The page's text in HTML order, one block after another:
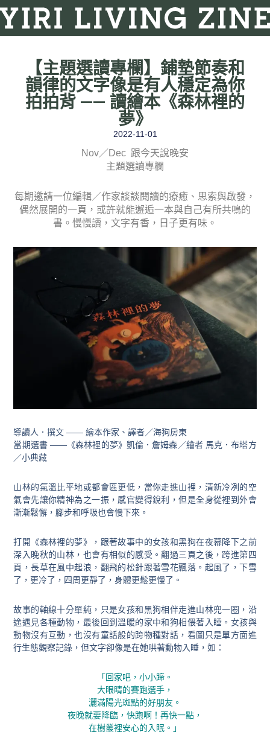
【主題選讀專欄】鋪墊節奏和
韻律的文字像是有人穩定為你
拍拍背 —— 讀繪本《森林裡的
夢》
2022-11-01
Nov／Dec 跟今天說晚安
主題選讀專欄
每期邀請一位編輯／作家談談閱讀的療癒、思索與啟發，
偶然展開的一頁，或許就能邂逅一本與自己有所共鳴的
書。慢慢讀，文字有香，日子更有味。
導讀人．撰文 —— 繪本作家、譯者／海狗房東
當期選書 ——《森林裡的夢》凱倫．詹姆森／繪者 馬克．布塔方
／小典藏
山林的氣溫比平地或都會區更低，當你走進山裡，清新冷冽的空
氣會先讓你精神為之一振，感官變得銳利，但是全身從裡到外會
漸漸鬆懈，腳步和呼吸也會慢下來。
打開《森林裡的夢》，跟著故事中的女孩和黑狗在夜幕降下之前
深入晚秋的山林，也會有相似的感受。翻過三頁之後，跨進第四
頁，長草在風中起浪，翻飛的松針跟著雪花飄落。起風了，下雪
了，更冷了，四周更靜了，身體更鬆更慢了。
故事的軸線十分單純，只是女孩和黑狗相伴走進山林兜一圈，沿
途遇見各種動物，最後回到溫暖的家中和狗相偎著入睡。女孩與
動物沒有互動，也沒有童話般的跨物種對話，看圖只是單方面進
行生態觀察記錄，但文字卻像是在她哄著動物入睡，如：
「回家吧，小小蹄。
大眼睛的賽跑選手，
灑滿陽光斑點的好朋友。
夜晚就要降臨，快跑啊！再快一點，
在樹叢裡安心的入眠。」